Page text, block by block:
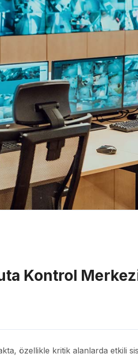
Kontrol
özellikle kritik alanlarda etkili